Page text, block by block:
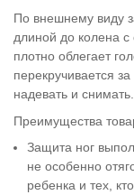
По внешнему виду
длиной до колена
плотно облегает
перекручивается
надевать и
Преимущества
Защита ног
не особенно
ребенка и тех,